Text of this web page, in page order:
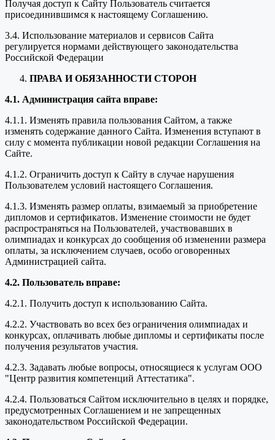
Получая доступ к Сайту Пользователь считается
присоединившимся к настоящему Соглашению.
3.4. Использование материалов и сервисов Сайта
регулируется нормами действующего законодательства
Российской Федерации
ПРАВА И ОБЯЗАННОСТИ СТОРОН
4.1. Администрация сайта вправе:
4.1.1. Изменять правила пользования Сайтом, а также
изменять содержание данного Сайта. Изменения вступают в
силу с момента публикации новой редакции Соглашения на
Сайте.
4.1.2. Ограничить доступ к Сайту в случае нарушения
Пользователем условий настоящего Соглашения.
4.1.3. Изменять размер оплаты, взимаемый за приобретение
дипломов и сертификатов. Изменение стоимости не будет
распространяться на Пользователей, участвовавших в
олимпиадах и конкурсах до сообщения об изменении размера
оплаты, за исключением случаев, особо оговоренных
Администрацией сайта.
4.2. Пользователь вправе:
4.2.1. Получить доступ к использованию Сайта.
4.2.2. Участвовать во всех без ограничения олимпиадах и
конкурсах, оплачивать любые дипломы и сертификаты после
получения результатов участия.
4.2.3. Задавать любые вопросы, относящиеся к услугам ООО
"Центр развития компетенций Аттестатика".
4.2.4. Пользоваться Сайтом исключительно в целях и порядке,
предусмотренных Соглашением и не запрещенных
законодательством Российской Федерации.